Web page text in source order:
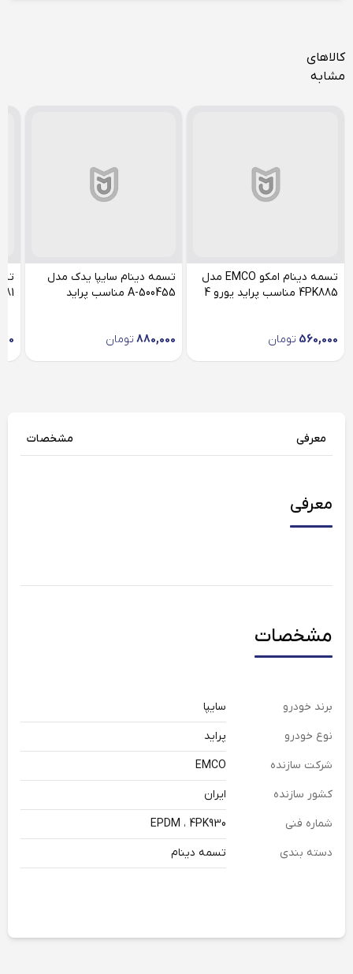
کالاهای
مشابه
تسمه دینام امکو EMCO مدل
4PK885 مناسب پراید یورو 4
560,000 تومان
تسمه دینام سایپا یدک مدل
500455-A مناسب پراید
880,000 تومان
101181
معرفی مشخصات
معرفی
مشخصات
برند خودرو
سایپا
نوع خودرو
پراید
شرکت سازنده
EMCO
کشور سازنده
ایران
شماره فنی
EPDM ، 4PK930
دسته بندی
تسمه دینام